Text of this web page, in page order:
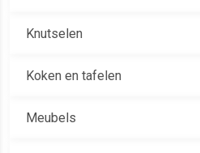
Knutselen
Koken en tafelen
Meubels